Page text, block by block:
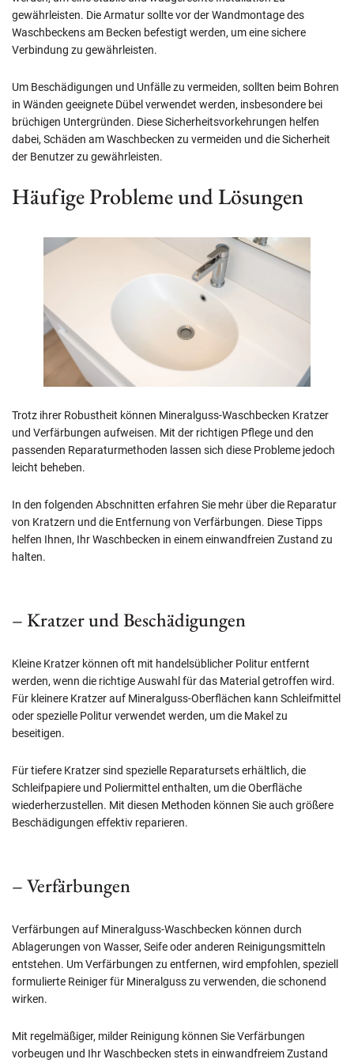
gewährleisten. Die Armatur sollte vor der Wandmontage des
Waschbeckens am Becken befestigt werden, um eine sichere
Verbindung zu gewährleisten.
Um Beschädigungen und Unfälle zu vermeiden, sollten beim Bohren
in Wänden geeignete Dübel verwendet werden, insbesondere bei
brüchigen Untergründen. Diese Sicherheitsvorkehrungen helfen
dabei, Schäden am Waschbecken zu vermeiden und die Sicherheit
der Benutzer zu gewährleisten.
Häufige Probleme und Lösungen
Trotz ihrer Robustheit können Mineralguss-Waschbecken Kratzer
und Verfärbungen aufweisen. Mit der richtigen Pflege und den
passenden Reparaturmethoden lassen sich diese Probleme jedoch
leicht beheben.
In den folgenden Abschnitten erfahren Sie mehr über die Reparatur
von Kratzern und die Entfernung von Verfärbungen. Diese Tipps
helfen Ihnen, Ihr Waschbecken in einem einwandfreien Zustand zu
halten.
– Kratzer und Beschädigungen
Kleine Kratzer können oft mit handelsüblicher Politur entfernt
werden, wenn die richtige Auswahl für das Material getroffen wird.
Für kleinere Kratzer auf Mineralguss-Oberflächen kann Schleifmittel
oder spezielle Politur verwendet werden, um die Makel zu
beseitigen.
Für tiefere Kratzer sind spezielle Reparatursets erhältlich, die
Schleifpapiere und Poliermittel enthalten, um die Oberfläche
wiederherzustellen. Mit diesen Methoden können Sie auch größere
Beschädigungen effektiv reparieren.
– Verfärbungen
Verfärbungen auf Mineralguss-Waschbecken können durch
Ablagerungen von Wasser, Seife oder anderen Reinigungsmitteln
entstehen. Um Verfärbungen zu entfernen, wird empfohlen, speziell
formulierte Reiniger für Mineralguss zu verwenden, die schonend
wirken.
Mit regelmäßiger, milder Reinigung können Sie Verfärbungen
vorbeugen und Ihr Waschbecken stets in einwandfreiem Zustand